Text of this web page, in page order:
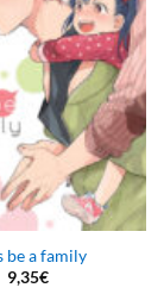
be a family
9,35€